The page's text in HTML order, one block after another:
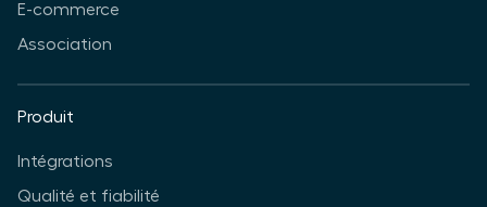
E-commerce
Association
Produit
Intégrations
Qualité et fiabilité